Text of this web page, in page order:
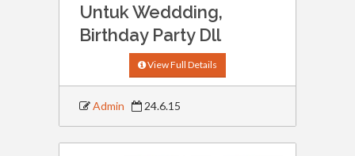
Untuk Weddding,
Birthday Party Dll
View Full Details
Admin 24.6.15